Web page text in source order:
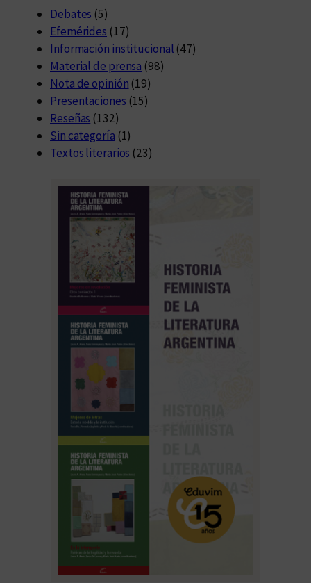
Debates (5)
Efemérides (17)
Información institucional (47)
Material de prensa (98)
Nota de opinión (19)
Presentaciones (15)
Reseñas (132)
Sin categoría (1)
Textos literarios (23)